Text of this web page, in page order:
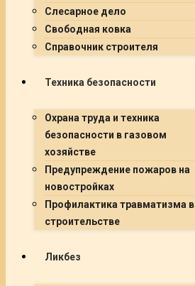
Слесарное дело
Свободная ковка
Справочник строителя
Техника безопасности
Охрана труда и техника
безопасности в газовом
хозяйстве
Предупреждение пожаров на
новостройках
Профилактика травматизма в
строительстве
Ликбез